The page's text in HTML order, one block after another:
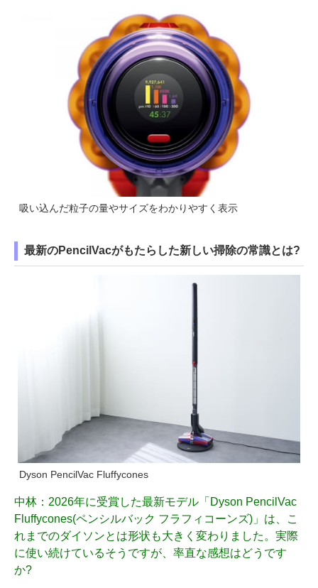
吸い込んだ粒子の量やサイズをわかりやすく表示
最新のPencilVacがもたらした新しい掃除の常識とは?
Dyson PencilVac Fluffycones
中林：2026年に受賞した最新モデル「Dyson PencilVac
Fluffycones(ペンシルバック フラフィコーンズ)」は、こ
れまでのダイソンとは形状も大きく変わりました。実際
に使い続けているそうですが、率直な感想はどうです
か?